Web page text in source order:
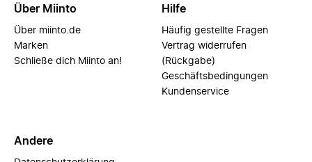
Über Miinto
Über miinto.de
Marken
Schließe dich Miinto an!
Hilfe
Häufig gestellte Fragen
Vertrag widerrufen
(Rückgabe)
Geschäftsbedingungen
Kundenservice
Andere